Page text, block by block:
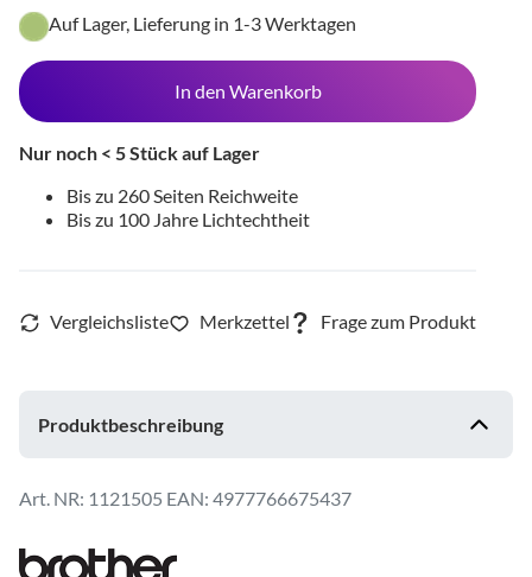
Auf Lager, Lieferung in 1-3 Werktagen
In den Warenkorb
Nur noch < 5 Stück auf Lager
Bis zu 260 Seiten Reichweite
Bis zu 100 Jahre Lichtechtheit
Produktbeschreibung
1121505 EAN: 4977766675437